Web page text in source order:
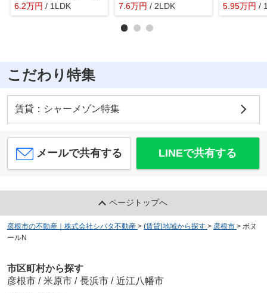
6.2万円 / 1LDK
7.6万円 / 2LDK 5.95万円 /
こだわり特集
賃貸：シャーメゾン特集
メールで共有する LINEで共有する
ページトップへ
彦根市の不動産｜株式会社シバタ不動産 > (賃貸)地域から探す > 彦根市 > ボヌ
ールN
市区町村から探す
彦根市 / 米原市 / 長浜市 / 近江八幡市